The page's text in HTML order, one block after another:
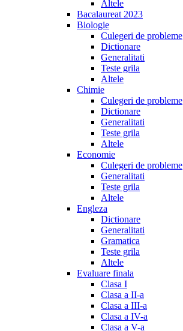
Altele
Bacalaureat 2023
Biologie
Culegeri de probleme
Dictionare
Generalitati
Teste grila
Altele
Chimie
Culegeri de probleme
Dictionare
Generalitati
Teste grila
Altele
Economie
Culegeri de probleme
Generalitati
Teste grila
Altele
Engleza
Dictionare
Generalitati
Gramatica
Teste grila
Altele
Evaluare finala
Clasa I
Clasa a II-a
Clasa a III-a
Clasa a IV-a
Clasa a V-a